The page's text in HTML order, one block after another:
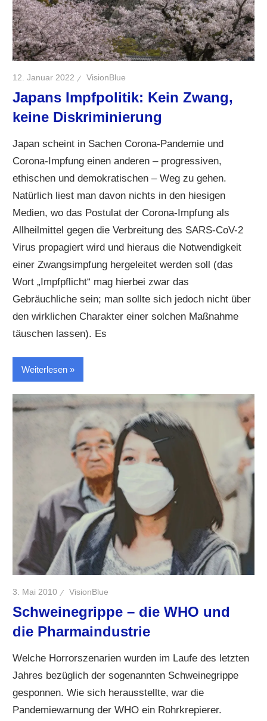
12. Januar 2022 VisionBlue
Japans Impfpolitik: Kein Zwang,
keine Diskriminierung
Japan scheint in Sachen Corona-Pandemie und
Corona-Impfung einen anderen – progressiven,
ethischen und demokratischen – Weg zu gehen.
Natürlich liest man davon nichts in den hiesigen
Medien, wo das Postulat der Corona-Impfung als
Allheilmittel gegen die Verbreitung des SARS-CoV-2
Virus propagiert wird und hieraus die Notwendigkeit
einer Zwangsimpfung hergeleitet werden soll (das
Wort „Impfpflicht“ mag hierbei zwar das
Gebräuchliche sein; man sollte sich jedoch nicht über
den wirklichen Charakter einer solchen Maßnahme
täuschen lassen). Es
Weiterlesen
3. Mai 2010 VisionBlue
Schweinegrippe – die WHO und
die Pharmaindustrie
Welche Horrorszenarien wurden im Laufe des letzten
Jahres bezüglich der sogenannten Schweinegrippe
gesponnen. Wie sich herausstellte, war die
Pandemiewarnung der WHO ein Rohrkrepierer.